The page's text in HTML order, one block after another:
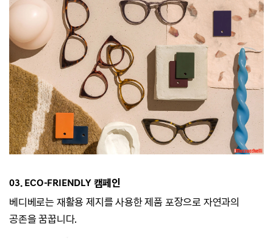
03. ECO-FRIENDLY 캠페인
베디베로는 재활용 제지를 사용한 제품 포장으로 자연과의
공존을 꿈꿉니다.